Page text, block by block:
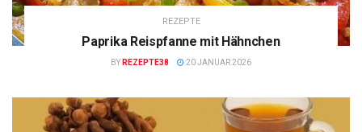
REZEPTE
Paprika Reispfanne mit Hähnchen
BY REZEPTE38 20 JANUAR 2026